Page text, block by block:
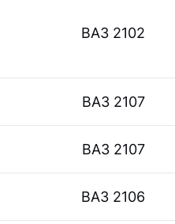
ВАЗ 2102
ВАЗ 2107
ВАЗ 2107
ВАЗ 2106